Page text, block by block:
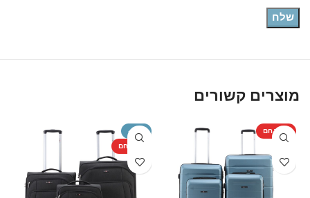
מוצרים קשורים
מוצר חם -29%
מוצר חם